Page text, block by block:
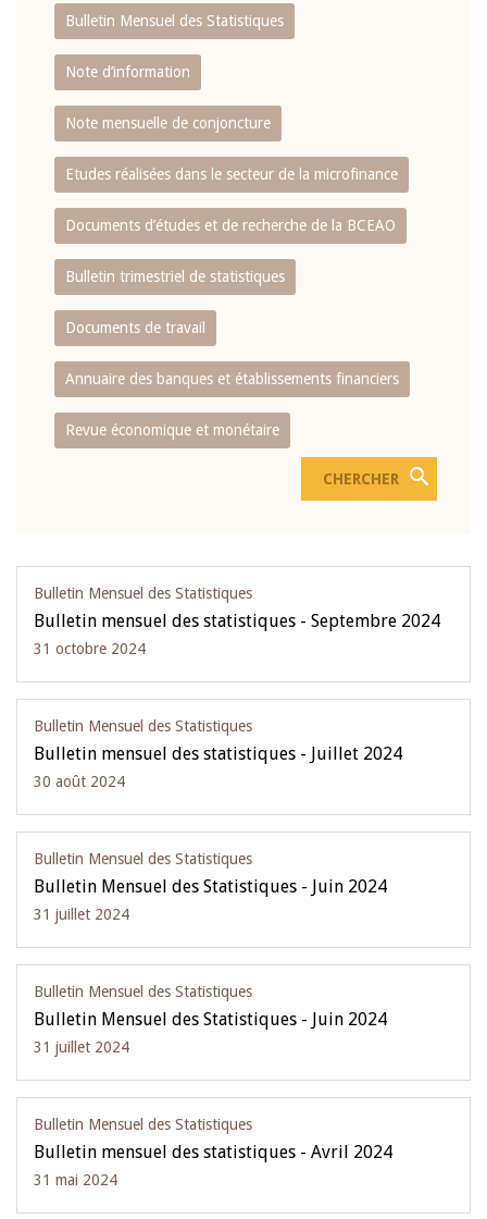
Bulletin Mensuel des Statistiques
Note d’information
Note mensuelle de conjoncture
Etudes réalisées dans le secteur de la microfinance
Documents d’études et de recherche de la BCEAO
Bulletin trimestriel de statistiques
Documents de travail
Annuaire des banques et établissements financiers
Revue économique et monétaire
Bulletin Mensuel des Statistiques
Bulletin mensuel des statistiques - Septembre 2024
31 octobre 2024
Bulletin Mensuel des Statistiques
Bulletin mensuel des statistiques - Juillet 2024
30 août 2024
Bulletin Mensuel des Statistiques
Bulletin Mensuel des Statistiques - Juin 2024
31 juillet 2024
Bulletin Mensuel des Statistiques
Bulletin Mensuel des Statistiques - Juin 2024
31 juillet 2024
Bulletin Mensuel des Statistiques
Bulletin mensuel des statistiques - Avril 2024
31 mai 2024